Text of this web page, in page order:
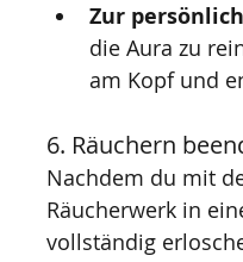
Zur
die Aura zu
am Kopf und
6. Räuchern
Nachdem du mit
Räucherwerk in
vollständig